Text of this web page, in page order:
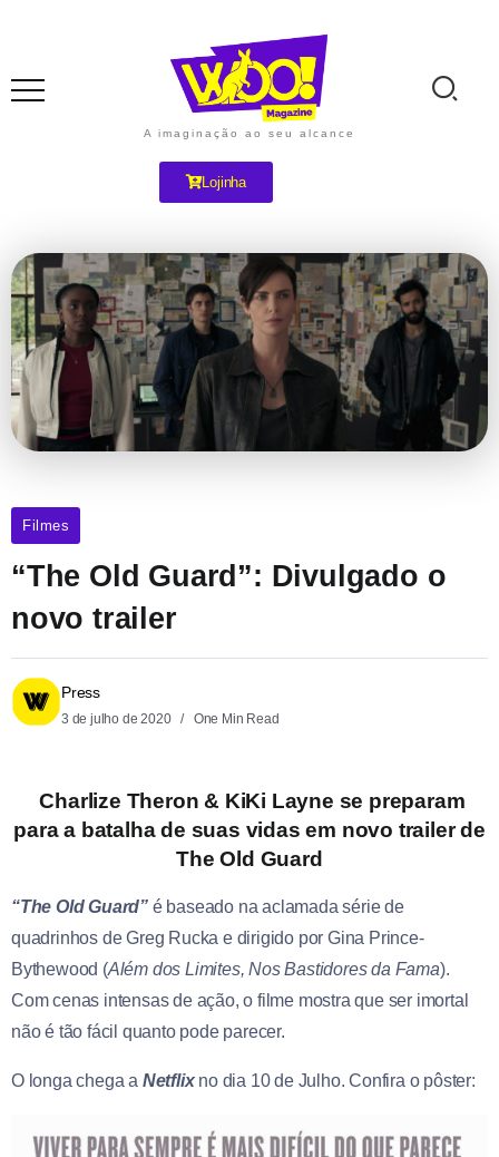
A imaginação ao seu alcance
Lojinha
Filmes
“The Old Guard”: Divulgado o
novo trailer
Press
3 de julho de 2020 One Min Read
Charlize Theron & KiKi Layne se preparam
para a batalha de suas vidas em novo trailer de
The Old Guard
“The Old Guard” é baseado na aclamada série de
quadrinhos de Greg Rucka e dirigido por Gina Prince-
Bythewood (Além dos Limites, Nos Bastidores da Fama).
Com cenas intensas de ação, o filme mostra que ser imortal
não é tão fácil quanto pode parecer.
O longa chega a Netflix no dia 10 de Julho. Confira o pôster: